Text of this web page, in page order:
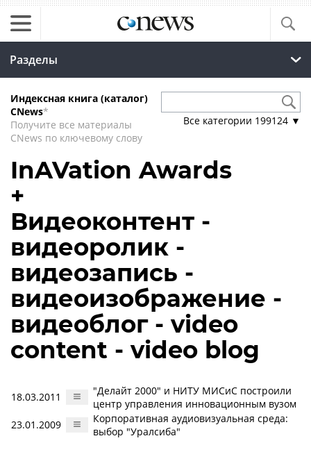
Разделы
Индексная книга (каталог)
CNews*
Получите все материалы
CNews по ключевому слову
Все категории 199124 ▼
InAVation Awards
+
Видеоконтент -
видеоролик -
видеозапись -
видеоизображение -
видеоблог - video
content - video blog
18.03.2011
"Делайт 2000" и НИТУ МИСиС построили
центр управления инновационным вузом
23.01.2009
Корпоративная аудиовизуальная среда:
выбор "Уралсиба"